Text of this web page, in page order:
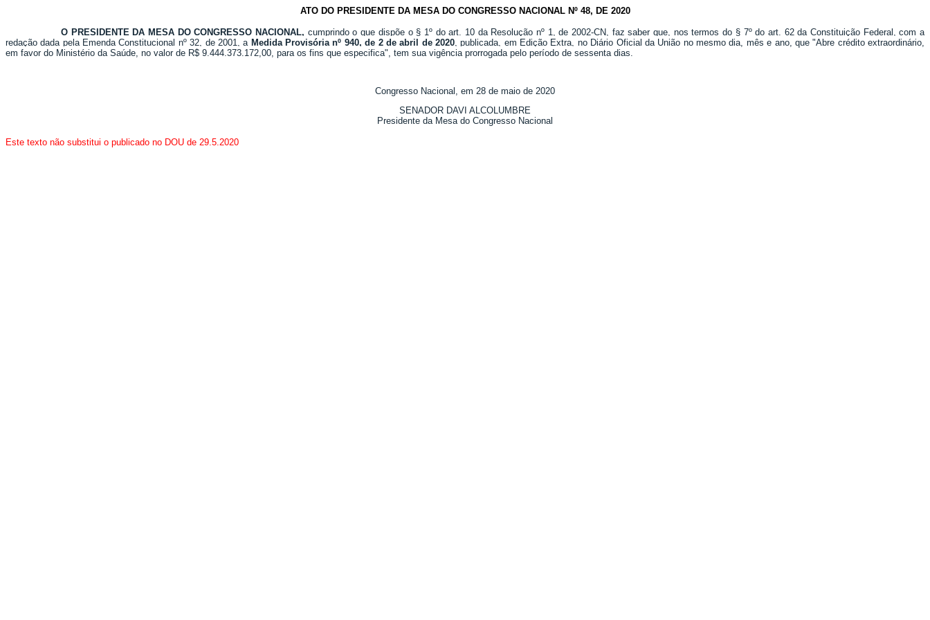
ATO DO PRESIDENTE DA MESA DO CONGRESSO NACIONAL Nº 48, DE 2020
O PRESIDENTE DA MESA DO CONGRESSO NACIONAL, cumprindo o que dispõe o § 1º do art. 10 da Resolução nº 1, de 2002-CN, faz saber que, nos termos do § 7º do art. 62 da Constituição Federal, com a
redação dada pela Emenda Constitucional nº 32, de 2001, a Medida Provisória nº 940, de 2 de abril de 2020, publicada, em Edição Extra, no Diário Oficial da União no mesmo dia, mês e ano, que "Abre crédito extraordinário,
em favor do Ministério da Saúde, no valor de R$ 9.444.373.172,00, para os fins que especifica", tem sua vigência prorrogada pelo período de sessenta dias.
Congresso Nacional, em 28 de maio de 2020
SENADOR DAVI ALCOLUMBRE
Presidente da Mesa do Congresso Nacional
Este texto não substitui o publicado no DOU de 29.5.2020